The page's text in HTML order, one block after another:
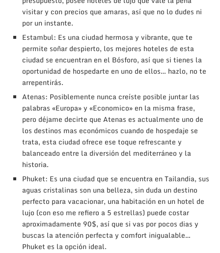
visitar y con precios que amaras, así que no lo dudes ni
por un instante.
Estambul: Es una ciudad hermosa y vibrante, que te
permite soñar despierto, los mejores hoteles de esta
ciudad se encuentran en el Bósforo, así que si tienes la
oportunidad de hospedarte en uno de ellos… hazlo, no te
arrepentirás.
Atenas: Posiblemente nunca creíste posible juntar las
palabras «Europa» y «Economico» en la misma frase,
pero déjame decirte que Atenas es actualmente uno de
los destinos mas económicos cuando de hospedaje se
trata, esta ciudad ofrece ese toque refrescante y
balanceado entre la diversión del mediterráneo y la
historia.
Phuket: Es una ciudad que se encuentra en Tailandia, sus
aguas cristalinas son una belleza, sin duda un destino
perfecto para vacacionar, una habitación en un hotel de
lujo (con eso me refiero a 5 estrellas) puede costar
aproximadamente 90$, así que si vas por pocos dias y
buscas la atención perfecta y comfort inigualable…
Phuket es la opción ideal.